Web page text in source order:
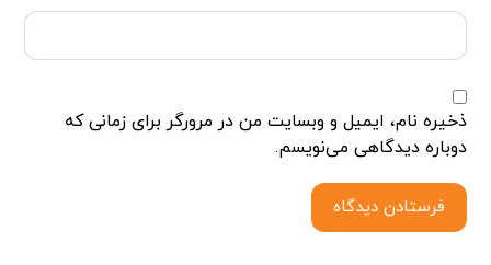
ذخیره نام، ایمیل و وبسایت من در مرورگر برای زمانی که
دوباره دیدگاهی می‌نویسم.
فرستادن دیدگاه